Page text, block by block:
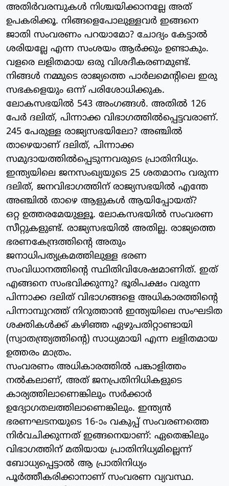
അതിര്‍വരമ്പുകള്‍ നിശ്ചയിക്കാനല്ലേ അത്
ഉപകരിക്കൂ. നിങ്ങളെപോലുള്ളവര്‍ ഇങ്ങനെ
ജാതി സംവരണം പറയാമോ? ചോദ്യം കേട്ടാല്‍
ശരിയല്ലേ എന്ന സംശയം ആര്‍ക്കും ഉണ്ടാകും.
വളരെ ലളിതമായ ഒരു വിശദീകരണമുണ്ട്.
നിങ്ങള്‍ നമ്മുടെ രാജ്യത്തെ പാര്‍ലമെന്റിലെ ഇരു
സഭകളെയും ഒന്ന് പരിശോധിക്കുക.
ലോകസഭയില്‍ 543 അംഗങ്ങള്‍. അതില്‍ 126
പേര്‍ ദലിത്, പിന്നാക്ക വിഭാഗത്തില്‍പ്പെട്ടവരാണ്.
245 പേരുള്ള രാജ്യസഭയിലോ? അഞ്ചില്‍
താഴെയാണ് ദലിത്, പിന്നാക്ക
സമുദായത്തില്‍പ്പെടുന്നവരുടെ പ്രാതിനിധ്യം.
ഇന്ത്യയിലെ ജനസംഖ്യയുടെ 25 ശതമാനം വരുന്ന
ദലിത്, ജനവിഭാഗത്തിന് രാജ്യസഭയില്‍ എന്തേ
അഞ്ചില്‍ താഴെ ആളുകള്‍ ആയിപ്പോയത്?
ഒറ്റ ഉത്തരമേയുള്ളൂ. ലോകസഭയില്‍ സംവരണ
സീറ്റുകളുണ്ട്. രാജ്യസഭയില്‍ അതില്ല. രാജ്യത്തെ
ഭരണകേന്ദ്രത്തിന്റെ അതും
ജനാധിപത്യക്രമത്തിലുള്ള ഭരണ
സംവിധാനത്തിന്റെ സ്ഥിതിവിശേഷമാണിത്. ഇത്
എങ്ങനെ സംഭവിക്കുന്നു? ഭൂരിപക്ഷം വരുന്ന
പിന്നാക്ക ദലിത് വിഭാഗങ്ങളെ അധികാരത്തിന്റെ
പിന്നാമ്പുറത്ത് നിറുത്താന്‍ ഇന്ത്യയിലെ സംഘടിത
ശക്തികള്‍ക്ക് കഴിഞ്ഞ ഏഴുപതിറ്റാണ്ടായി
(സ്വാതന്ത്ര്യത്തിന്റെ) സാധ്യമായി എന്ന ലളിതമായ
ഉത്തരം മാത്രം.
സംവരണം അധികാരത്തില്‍ പങ്കാളിത്തം
നല്‍കലാണ്, അത് ജനപ്രതിനിധികളുടെ
കാര്യത്തിലാണെങ്കിലും സര്‍ക്കാര്‍
ഉദ്യോഗതലത്തിലാണെങ്കിലും. ഇന്ത്യന്‍
ഭരണഘടനയുടെ 16-ാം വകുപ്പ് സംവരണത്തെ
നിര്‍വചിക്കുന്നത് ഇങ്ങനെയാണ്: ഏതെങ്കിലും
വിഭാഗത്തിന് മതിയായ പ്രാതിനിധ്യമില്ലെന്ന്
ബോധ്യപ്പെട്ടാല്‍ ആ പ്രാതിനിധ്യം
പൂര്‍ത്തീകരിക്കാനാണ് സംവരണ വ്യവസ്ഥ.